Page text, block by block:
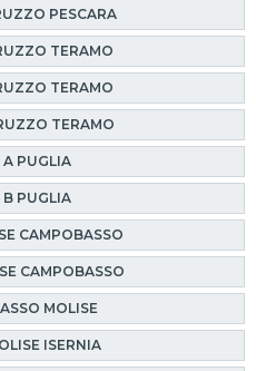
PESCARA
TERAMO
TERAMO
TERAMO
A PUGLIA
B PUGLIA
CAMPOBASSO
CAMPOBASSO
MOLISE
ISERNIA